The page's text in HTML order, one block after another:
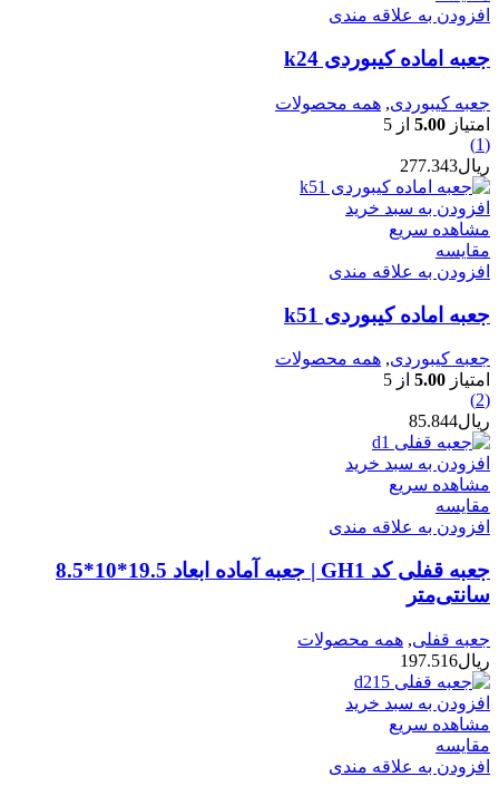
افزودن به علاقه مندی
جعبه اماده کیبوردی k24
جعبه کیبوردی, همه محصولات
امتیاز 5.00 از 5
(1)
ریال277.343
افزودن به سبد خرید
مشاهده سریع
مقایسه
افزودن به علاقه مندی
جعبه اماده کیبوردی k51
جعبه کیبوردی, همه محصولات
امتیاز 5.00 از 5
(2)
ریال85.844
افزودن به سبد خرید
مشاهده سریع
مقایسه
افزودن به علاقه مندی
جعبه قفلی کد GH1 | جعبه آماده ابعاد 19.5*10*8.5
سانتی‌متر
جعبه قفلی, همه محصولات
ریال197.516
افزودن به سبد خرید
مشاهده سریع
مقایسه
افزودن به علاقه مندی